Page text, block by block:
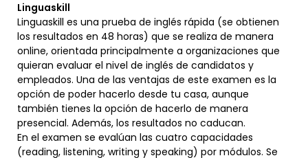
Linguaskill
Linguaskill es una prueba de inglés rápida (se obtienen
los resultados en 48 horas) que se realiza de manera
online, orientada principalmente a organizaciones que
quieran evaluar el nivel de inglés de candidatos y
empleados. Una de las ventajas de este examen es la
opción de poder hacerlo desde tu casa, aunque
también tienes la opción de hacerlo de manera
presencial. Además, los resultados no caducan.
En el examen se evalúan las cuatro capacidades
(reading, listening, writing y speaking) por módulos. Se